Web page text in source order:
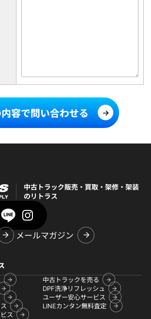
容で問い合わせる
中古トラック販売・買取・架修・架装
のリトラス
メールマガジン
中古トラックを売る
DPF洗浄リフレッシュ
ユーザー安心サービス
LINEカンタン無料査定
ス